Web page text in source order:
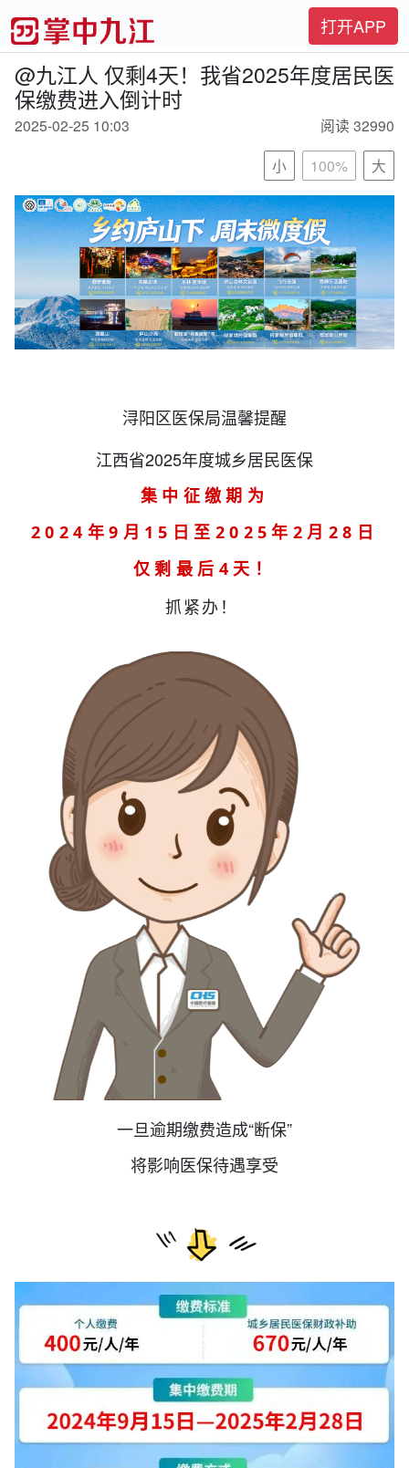
打开APP
@九江人 仅剩4天！我省2025年度居民医
保缴费进入倒计时
2025-02-25 10:03
阅读 32990
小
100% 大
浔阳区医保局温馨提醒
江西省2025年度城乡居民医保
集中征缴期为
2024年9月15日至2025年2月28日
仅剩最后 4 天！
抓紧办！
一旦逾期缴费造成“断保”
将影响医保待遇享受